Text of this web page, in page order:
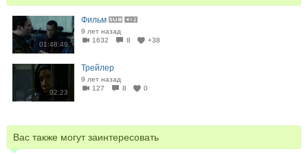
01:48:49
Фильм
9 лет назад
1632
8 +38
02:23
Трейлер
9 лет назад
127
8 0
Вас также могут заинтересовать